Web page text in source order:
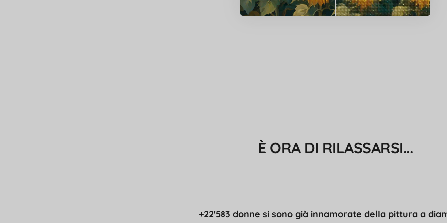
È ORA DI RILASSARSI...
+22'583 donne si sono già innamorate della pittura a